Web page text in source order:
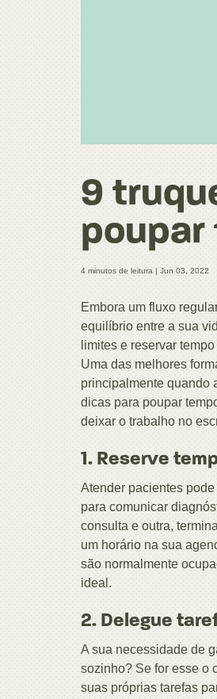
9
poupar
4 minutos de leitura | Jun 03, 2022
Embora um fluxo
equilíbrio entre a sua
limites e reservar
Uma das melhores
principalmente quando
dicas para poupar
deixar o trabalho no
1. Reserve
Atender pacientes
para comunicar
consulta e outra,
um horário na sua
são normalmente
ideal.
2. Delegue
A sua necessidade de
sozinho? Se for esse o
suas próprias tarefas